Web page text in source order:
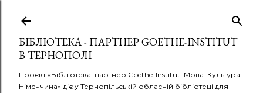
БІБЛІОТЕКА - ПАРТНЕР GOETHE-INSTITUT
В ТЕРНОПОЛІ
Проєкт «Бібліотека–партнер Goethe-Institut: Мова. Культура.
Німеччина» діє у Тернопільській обласній бібліотеці для